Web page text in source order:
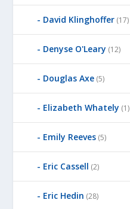
David Klinghoffer (17)
Denyse O'Leary (12)
Douglas Axe (5)
Elizabeth Whately (1)
Emily Reeves (5)
Eric Cassell (2)
Eric Hedin (28)